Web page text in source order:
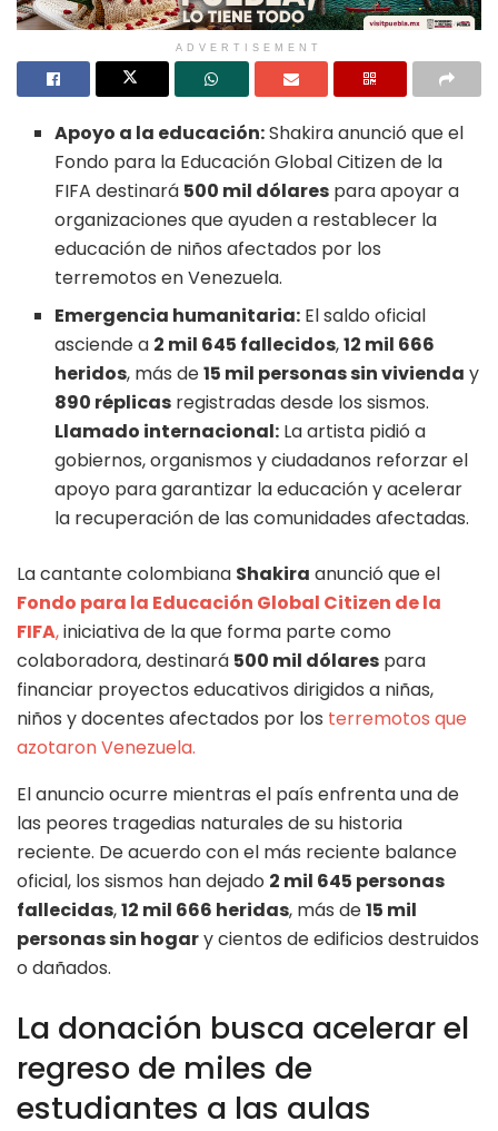
ADVERTISEMENT
Apoyo a la educación:Shakira anunció que el
Fondo para la Educación Global Citizen de la
FIFA destinará 500 mil dólares para apoyar a
organizaciones que ayuden a restablecer la
educación de niños afectados por los
terremotos en Venezuela.
Emergencia humanitaria: El saldo oficial
asciende a 2 mil 645 fallecidos,12 mil 666
heridos, más de15 mil personas sin vivienda y
890 réplicas registradas desde los sismos.
Llamado internacional: La artista pidió a
gobiernos, organismos y ciudadanos reforzar el
apoyo para garantizar la educación y acelerar
la recuperación de las comunidades afectadas.
La cantante colombiana Shakira anunció que el
Fondo para la Educación Global Citizen de la
FIFA,iniciativa de la que forma parte como
colaboradora, destinará 500 mil dólares para
financiar proyectos educativos dirigidos a niñas,
niños y docentes afectados por los terremotos que
azotaron Venezuela.
El anuncio ocurre mientras el país enfrenta una de
las peores tragedias naturales de su historia
reciente. De acuerdo con el más reciente balance
oficial, los sismos han dejado 2 mil 645 personas
fallecidas,12 mil 666 heridas, más de15 mil
personas sin hogary cientos de edificios destruidos
o dañados.
La donación busca acelerar el
regreso de miles de
estudiantes a las aulas